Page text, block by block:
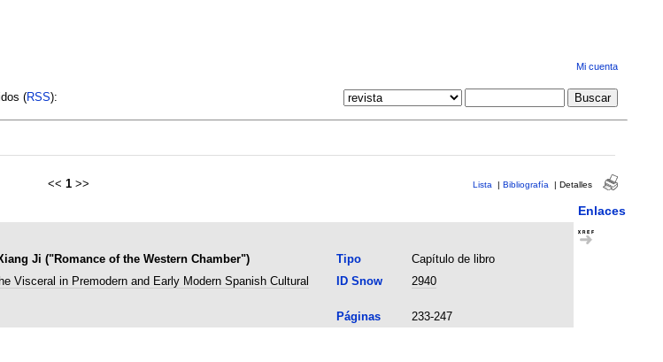
Mi cuenta
(RSS):
<< 1 >> Lista | Bibliografía | Detalles
Enlaces
Ji ("Romance of the Western Chamber") Tipo
Capítulo de libro
Visceral in Premodern and Early Modern Spanish Cultural
ID Snow 2940
Páginas
233-247